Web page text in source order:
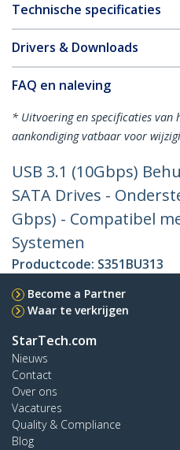
Technische specificaties
Drivers & Downloads
FAQ en naleving
* Uitvoering en specificaties van
aankondiging vatbaar voor
USB 3.1 (10Gbps)
SATA Drives -
Gbps) - Compatibel
Systemen
Productcode: S351BU313
Become a Partner
Waar te verkrijgen
StarTech.com
Nieuws
Contact
Over ons
Vacatures
Quality & Compliance
Blog